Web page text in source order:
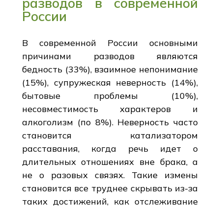
России
В современной России основными
причинами разводов являются
бедность (33%), взаимное непонимание
(15%), супружеская неверность (14%),
бытовые проблемы (10%),
несовместимость характеров и
алкоголизм (по 8%). Неверность часто
становится катализатором
расставания, когда речь идет о
длительных отношениях вне брака, а
не о разовых связях. Такие измены
становится все труднее скрывать из-за
таких достижений, как отслеживание